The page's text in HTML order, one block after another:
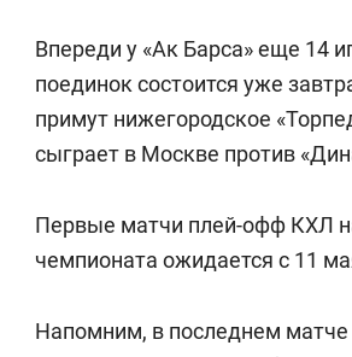
Впереди у «Ак Барса» еще 14
поединок состоится уже
примут нижегородское
сыграет в Москве против
Первые матчи плей-офф КХЛ
чемпионата ожидается с 11
Напомним, в последнем